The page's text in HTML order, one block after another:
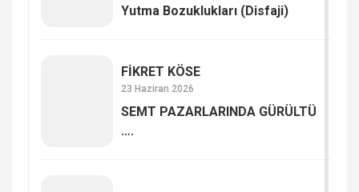
Yutma Bozuklukları (Disfaji)
FİKRET KÖSE
23 Haziran 2026
SEMT PAZARLARINDA GÜRÜLTÜ
….